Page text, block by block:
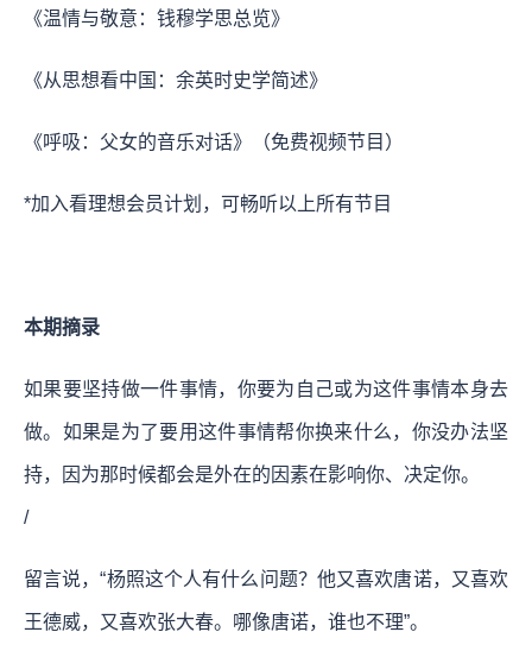
《温情与敬意：钱穆学思总览》
《从思想看中国：余英时史学简述》
《呼吸：父女的音乐对话》（免费视频节目）
*加入看理想会员计划，可畅听以上所有节目
本期摘录
如果要坚持做一件事情，你要为自己或为这件事情本身去
做。如果是为了要用这件事情帮你换来什么，你没办法坚
持，因为那时候都会是外在的因素在影响你、决定你。
/
留言说，“杨照这个人有什么问题？他又喜欢唐诺，又喜欢
王德威，又喜欢张大春。哪像唐诺，谁也不理”。